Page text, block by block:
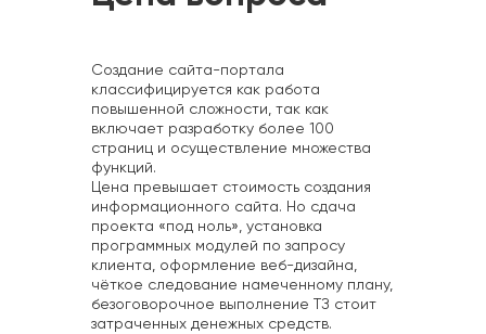
Создание сайта-портала
классифицируется как работа
повышенной сложности, так как
включает разработку более 100
страниц и осуществление множества
функций.
Цена превышает стоимость создания
информационного сайта. Но сдача
проекта «под ноль», установка
программных модулей по запросу
клиента, оформление веб-дизайна,
чёткое следование намеченному плану,
безоговорочное выполнение ТЗ стоит
затраченных денежных средств.